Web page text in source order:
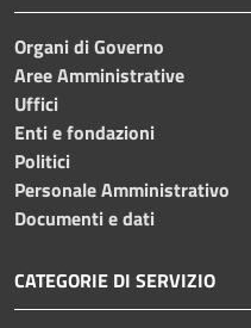
Organi di Governo
Aree Amministrative
Uffici
Enti e fondazioni
Politici
Personale Amministrativo
Documenti e dati
CATEGORIE DI SERVIZIO